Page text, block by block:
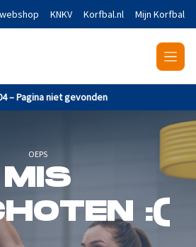
KNKV Korfbal.nl Mijn Korfbal
– Pagina niet gevonden
OEPS
MIS
:(